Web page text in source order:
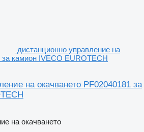
дистанционно управление на
за камион IVECO EUROTECH
на окачването PF02040181 за
на окачването